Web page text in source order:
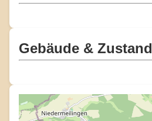
Gebäude & Zustand